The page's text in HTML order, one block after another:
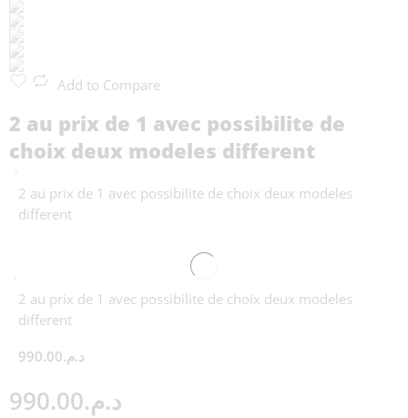
Add to Compare
2 au prix de 1 avec possibilite de
choix deux modeles different
2 au prix de 1 avec possibilite de choix deux modeles
different
2 au prix de 1 avec possibilite de choix deux modeles
different
د.م.990.00
د.م.990.00